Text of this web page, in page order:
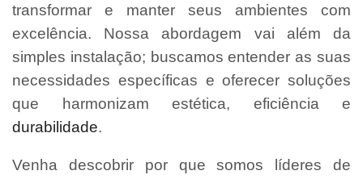
transformar e manter seus ambientes com
excelência. Nossa abordagem vai além da
simples instalação; buscamos entender as suas
necessidades específicas e oferecer soluções
que harmonizam estética, eficiência e
durabilidade.
Venha descobrir por que somos líderes de